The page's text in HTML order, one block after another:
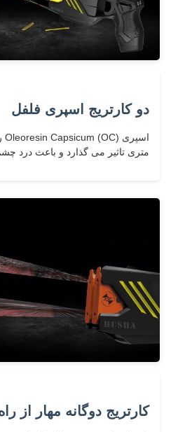
دو کارتریج اسپری فلفل
متری تاثیر می گذارد و باعث درد
کارتریج دوگانه مهار از